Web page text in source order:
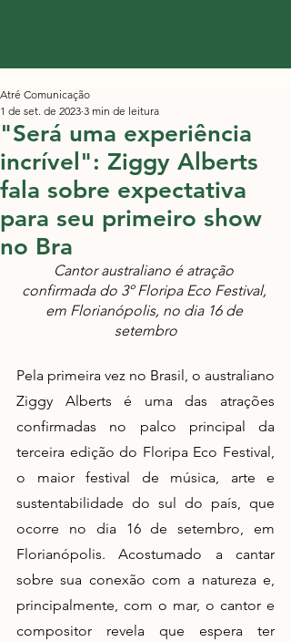
"Será uma experiência
incrível": Ziggy Alberts
fala sobre expectativa
para seu primeiro show
no Bra
Atré Comunicação
1 de set. de 2023 3 min de leitura
Cantor australiano é atração
confirmada do 3º Floripa Eco Festival,
em Florianópolis, no dia 16 de
setembro
Pela primeira vez no Brasil, o australiano
Ziggy Alberts é uma das atrações
confirmadas no palco principal da
terceira edição do Floripa Eco Festival,
o maior festival de música, arte e
sustentabilidade do sul do país, que
ocorre no dia 16 de setembro, em
Florianópolis. Acostumado a cantar
sobre sua conexão com a natureza e,
principalmente, com o mar, o cantor e
compositor revela que espera ter